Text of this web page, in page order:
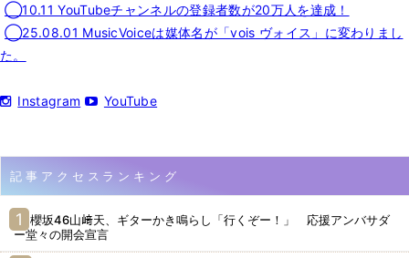
◯10.11 YouTubeチャンネルの登録者数が20万人を達成！
◯25.08.01 MusicVoiceは媒体名が「vois ヴォイス」に変わりまし
た。
Instagram YouTube
記事アクセスランキング
櫻坂46山﨑天、ギターかき鳴らし「行くぞー！」 応援アンバサダ
ー堂々の開会宣言